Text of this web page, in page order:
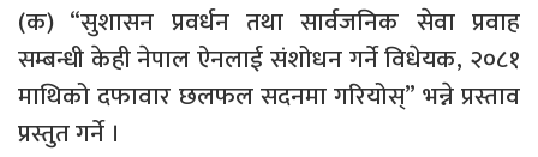
(क) “सुशासन प्रवर्धन तथा सार्वजनिक सेवा प्रवाह
सम्बन्धी केही नेपाल ऐनलाई संशोधन गर्ने विधेयक, २०८१
माथिको दफावार छलफल सदनमा गरियोस्” भन्ने प्रस्ताव
प्रस्तुत गर्ने ।